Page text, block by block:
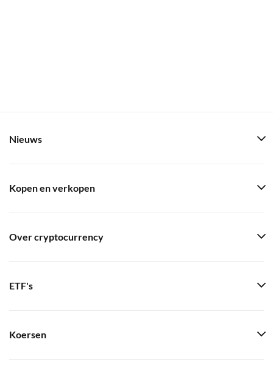
Nieuws
Kopen en verkopen
Over cryptocurrency
ETF's
Koersen